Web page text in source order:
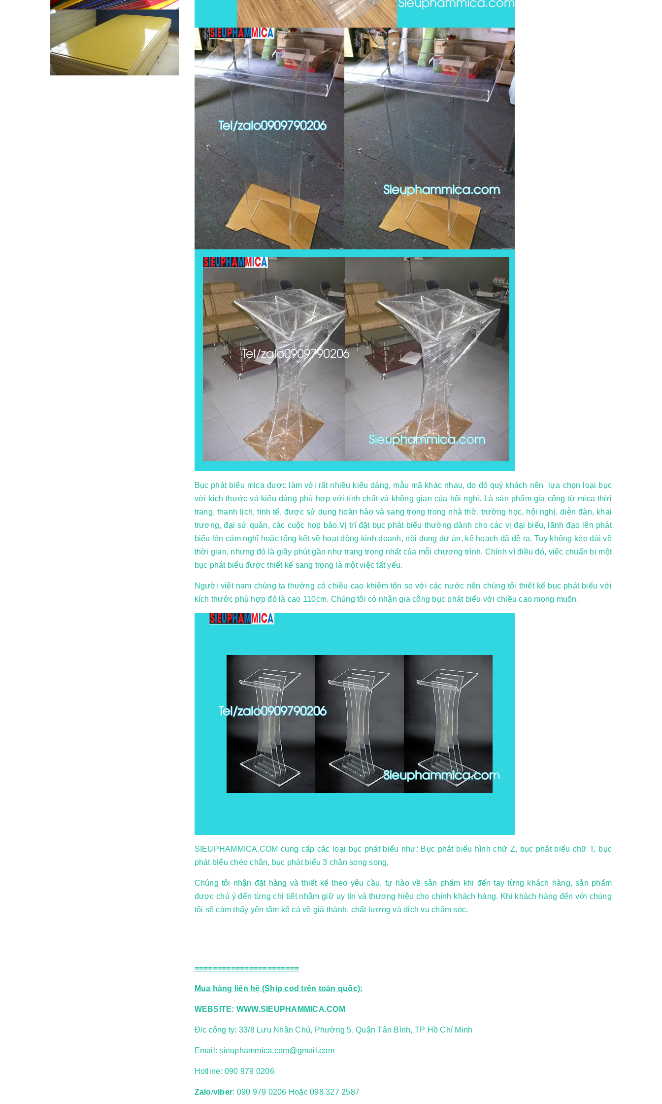
Bục phát biểu mica được làm với rất nhiều kiểu dáng, mẫu mã khác nhau, do đó quý khách nên lựa chọn loại bục
với kích thước và kiểu dáng phù hợp với tính chất và không gian của hội nghị. Là sản phẩm gia công từ mica thời
trang, thanh lịch, tinh tế, được sử dụng hoàn hảo và sang trọng trong nhà thờ, trường học, hội nghị, diễn đàn, khai
trương, đại sứ quán, các cuộc họp báo.Vị trí đặt bục phát biểu thường dành cho các vị đại biểu, lãnh đạo lên phát
biểu lên cảm nghĩ hoặc tổng kết về hoạt động kinh doanh, nội dung dự án, kế hoạch đã đề ra. Tuy không kéo dài về
thời gian, nhưng đó là giây phút gần như trang trọng nhất của mỗi chương trình. Chính vì điều đó, việc chuẩn bị một
bục phát biểu được thiết kế sang trọng là một việc tất yếu.
Người việt nam chúng ta thường có chiều cao khiêm tốn so với các nước nên chúng tôi thiết kế bục phát biểu với
kích thước phù hợp đó là cao 110cm. Chúng tôi có nhận gia công bục phát biểu với chiều cao mong muốn.
SIEUPHAMMICA.COM cung cấp các loại bục phát biểu như: Bục phát biểu hình chữ Z, bục phát biểu chữ T, bục
phát biểu chéo chân, bục phát biểu 3 chân song song,
Chúng tôi nhận đặt hàng và thiết kế theo yêu cầu, tự hào về sản phẩm khi đến tay từng khách hàng, sản phẩm
được chú ý đến từng chi tiết nhằm giữ uy tín và thương hiệu cho chính khách hàng. Khi khách hàng đến với chúng
tôi sẽ cảm thấy yên tâm kể cả về giá thành, chất lượng và dịch vụ chăm sóc.
=======================
Mua hàng liên hệ (Ship cod trên toàn quốc):
WEBSITE: WWW.SIEUPHAMMICA.COM
Đ/c công ty: 33/8 Lưu Nhân Chú, Phường 5, Quận Tân Bình, TP Hồ Chí Minh
Email:sieuphammica.com@gmail.com
Hotline: 090 979 0206
Zalo/viber: 090 979 0206 Hoặc 098 327 2587